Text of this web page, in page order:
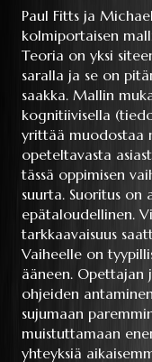
Paul Fitts ja
kolmiportaisen
Teoria on yksi
saralla ja se on
saakka. Mallin
kognitiivisella
yrittää muodostaa
opeteltavasta
tässä oppimisen
suurta. Suoritus on
epätaloudellinen.
tarkkaavaisuus
Vaiheelle on
ääneen. Opettajan
ohjeiden
sujumaan
muistuttamaan
yhteyksiä